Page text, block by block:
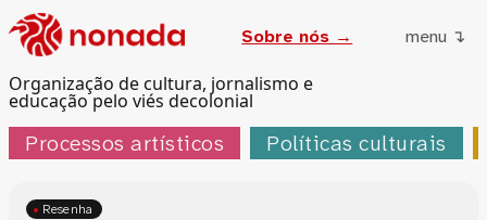
Organização de cultura, jornalismo e
educação pelo viés decolonial
Sobre nós → menu ↴
Processos artísticos Políticas culturais
Resenha